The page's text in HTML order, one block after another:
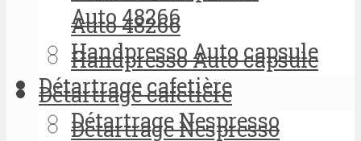
Auto 48266
Handpresso Auto capsule
Détartrage cafetière
Détartrage Nespresso
Auto 48266
Handpresso Auto capsule
Détartrage cafetière
Détartrage Nespresso